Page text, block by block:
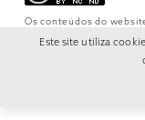
Os conteúdos do
NonCommercial-
Este site utiliza